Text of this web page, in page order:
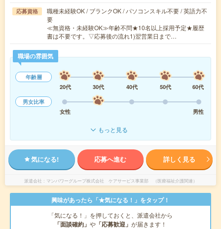
応募資格
職種未経験OK / ブランクOK / パソコンスキル不要 / 英語力不
要
≪無資格・未経験OK≫年齢不問★10名以上採用予定★履歴
書は不要です。▽応募後の流れ1)翌営業日まで…
職場の雰囲気
年齢層
20代
30代 40代 50代
60代
男女比率
女性
男性
もっと見る
気になる! 応募へ進む 詳しく見る
派遣会社 マンパワーグループ株式会社 ケアサービス事業部 （医療福祉介護関連）
興味があったら「★気になる！」をタップ！
「気になる！」を押しておくと、派遣会社から
「面談確約」 や 「応募歓迎」 が届きます！